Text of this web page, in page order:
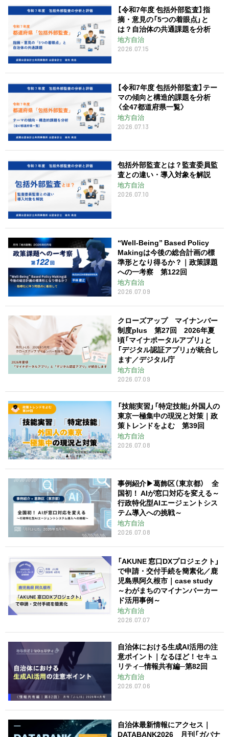
【令和7年度 包括外部監査】指
摘・意見の「5つの着眼点」と
は？自治体の共通課題を分析
地方自治
2026.07.15
【令和7年度 包括外部監査】テー
マの傾向と構造的課題を分析
〈全47都道府県一覧〉
地方自治
2026.07.13
包括外部監査とは？監査委員監
査との違い・導入対象を解説
地方自治
2026.07.10
“Well-Being” Based Policy
Makingは今後の総合計画の標
準形となり得るか？｜政策課題
への一考察 第122回
地方自治
2026.07.09
クローズアップ マイナンバー
制度plus 第27回 2026年夏
頃「マイナポータルアプリ」と
「デジタル認証アプリ」が統合し
ます／デジタル庁
地方自治
2026.07.09
「技能実習」「特定技能」外国人の
東京一極集中の現況と対策｜政
策トレンドをよむ 第39回
地方自治
2026.07.08
事例紹介▶︎葛飾区（東京都） 全
国初！ AIが窓口対応を変える～
行政特化型AIエージェントシス
テム導入への挑戦～
地方自治
2026.07.08
「AKUNE 窓口DXプロジェクト」
で申請・交付手続を簡素化／鹿
児島県阿久根市｜case study
～わがまちのマイナンバーカー
ド活用事例～
地方自治
2026.07.07
自治体における生成AI活用の注
意ポイント｜なるほど！セキュ
リティ─情報共有編─第82回
地方自治
2026.07.06
自治体最新情報にアクセス｜
DATABANK2026 月刊「ガバナ